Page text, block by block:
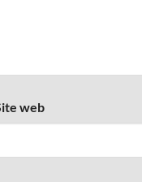
web